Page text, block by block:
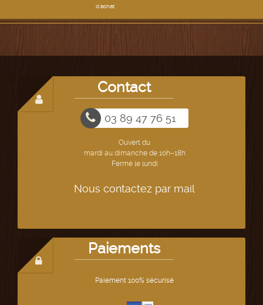
d'achat
Contact
03 89 47 76 51
Ouvert du
mardi au dimanche de 10h–18h
Fermé le lundi
Nous contactez par mail
Paiements
Paiement 100% sécurisé